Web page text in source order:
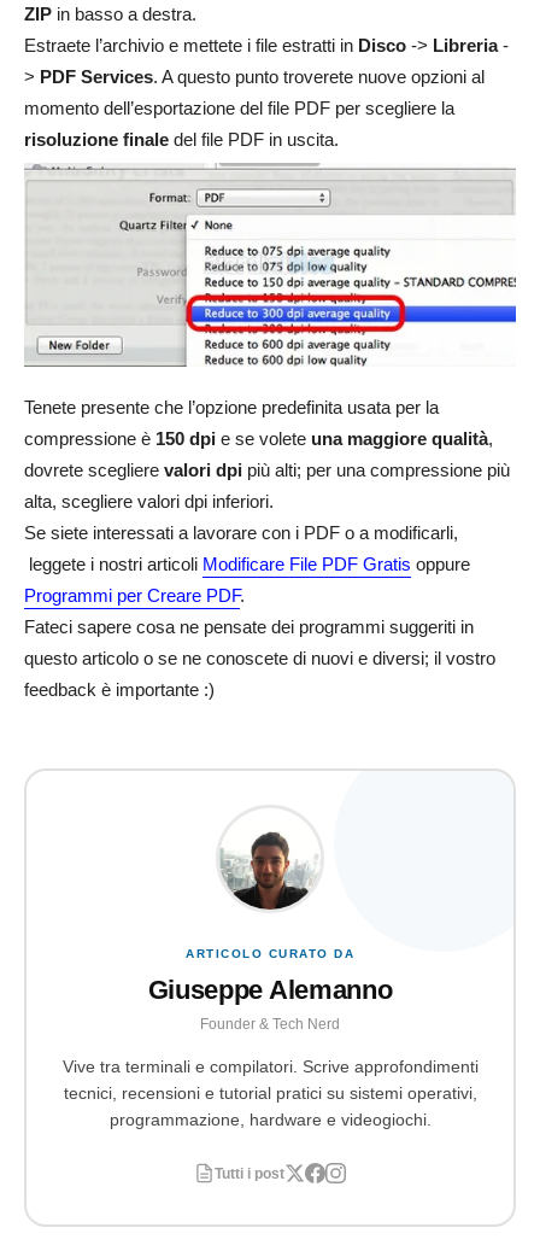
ZIP in basso a destra.
Estraete l’archivio e mettete i file estratti in Disco -> Libreria-
> PDF Services. A questo punto troverete nuove opzioni al
momento dell’esportazione del file PDF per scegliere la
risoluzione finale del file PDF in uscita.
Tenete presente che l’opzione predefinita usata per la
compressione è 150 dpi e se volete una maggiore qualità,
dovrete scegliere valori dpi più alti; per una compressione più
alta, scegliere valori dpi inferiori.
Se siete interessati a lavorare con i PDF o a modificarli,
leggete i nostri articoli Modificare File PDF Gratis oppure
Programmi per Creare PDF.
Fateci sapere cosa ne pensate dei programmi suggeriti in
questo articolo o se ne conoscete di nuovi e diversi; il vostro
feedback è importante :)
ARTICOLO CURATO DA
Giuseppe Alemanno
Founder & Tech Nerd
Vive tra terminali e compilatori. Scrive approfondimenti
tecnici, recensioni e tutorial pratici su sistemi operativi,
programmazione, hardware e videogiochi.
Tutti i post